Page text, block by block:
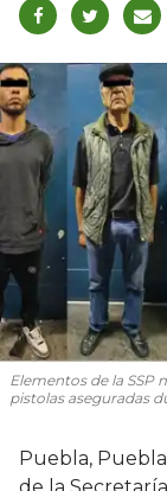
Elementos de la SSP
pistolas aseguradas
Puebla,